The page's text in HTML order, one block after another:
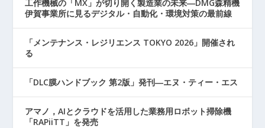
工作機械の「MX」が切り開く製造業の未来―DMG森精機
伊賀事業所に見るデジタル・自動化・環境対策の最前線
「メンテナンス・レジリエンス TOKYO 2026」開催され
る
「DLC膜ハンドブック 第2版」発刊―エヌ・ティー・エス
アマノ，AIとクラウドを活用した業務用ロボット掃除機
「RAPiiTT」を発売